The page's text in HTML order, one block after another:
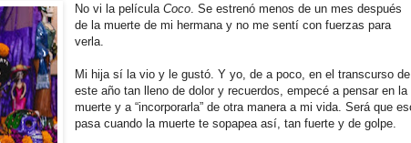
No vi la películaCoco . Se estrenó menos de un mes después
de la muerte de mi hermana y no me sentí con fuerzas para
verla.
Mi hija sí la vio y le gustó. Y yo, de a poco, en el transcurso de
este año tan lleno de dolor y recuerdos, empecé a pensar en la
muerte y a “incorporarla” de otra manera a mi vida. Será que
pasa cuando la muerte te sopapea así, tan fuerte y de golpe.